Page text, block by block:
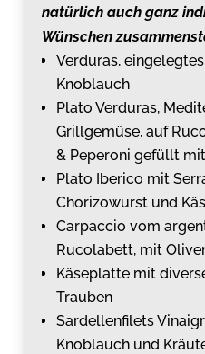
natürlich auch ganz
Wünschen
Verduras,
Knoblauch
Plato Verduras,
Grillgemüse, auf
& Peperoni gefüllt
Plato Iberico mit
Chorizowurst und
Carpaccio vom
Rucolabett, mit
Käseplatte mit
Trauben
Sardellenfilets
Knoblauch und